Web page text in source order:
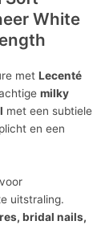
White
met Lecenté
milky
met een subtiele
en een
uitstraling.
bridal nails,